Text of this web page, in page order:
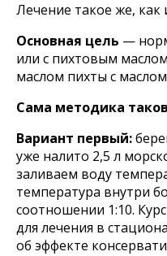
Лечение такое же, как
Основная цель —
или с пихтовым
маслом пихты с
Сама методика
Вариант первый:
уже налито 2,5 л
заливаем воду
температура внутри
соотношении 1:10.
для лечения в
об эффекте